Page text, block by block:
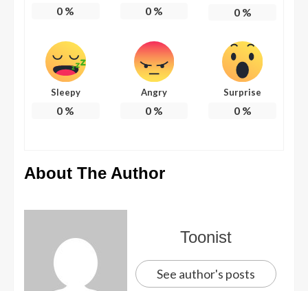
0 % 0% 0%
Sleepy
0 %
Angry
0%
Surprise
0%
About The Author
Toonist
See author's posts